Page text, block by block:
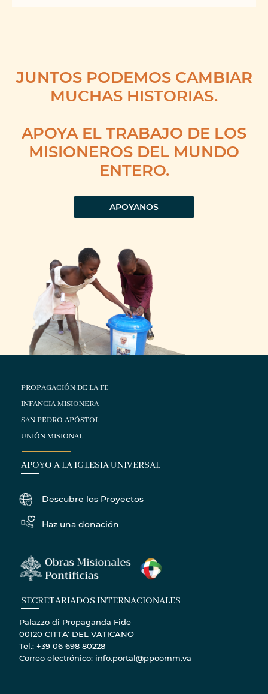
JUNTOS PODEMOS CAMBIAR
MUCHAS HISTORIAS.
APOYA EL TRABAJO DE LOS
MISIONEROS DEL MUNDO
ENTERO.
APOYANOS
PROPAGACIÓN DE LA FE
INFANCIA MISIONERA
SAN PEDRO APÓSTOL
UNIÓN MISIONAL
APOYO A LA IGLESIA UNIVERSAL
Descubre los Proyectos
Haz una donación
SECRETARIADOS INTERNACIONALES
Palazzo di Propaganda Fide
00120 CITTA' DEL VATICANO
Tel.: +39 06 698 80228
Correo electrónico: info.portal@ppoomm.va